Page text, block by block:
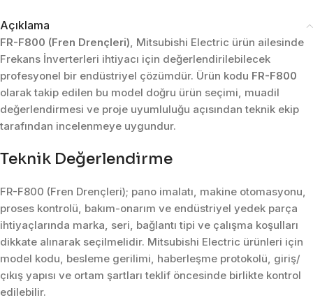
Açıklama
FR-F800 (Fren Drençleri), Mitsubishi Electric ürün ailesinde
Frekans İnverterleri ihtiyacı için değerlendirilebilecek
profesyonel bir endüstriyel çözümdür. Ürün kodu FR-F800
olarak takip edilen bu model doğru ürün seçimi, muadil
değerlendirmesi ve proje uyumluluğu açısından teknik ekip
tarafından incelenmeye uygundur.
Teknik Değerlendirme
FR-F800 (Fren Drençleri); pano imalatı, makine otomasyonu,
proses kontrolü, bakım-onarım ve endüstriyel yedek parça
ihtiyaçlarında marka, seri, bağlantı tipi ve çalışma koşulları
dikkate alınarak seçilmelidir. Mitsubishi Electric ürünleri için
model kodu, besleme gerilimi, haberleşme protokolü, giriş/
çıkış yapısı ve ortam şartları teklif öncesinde birlikte kontrol
edilebilir.